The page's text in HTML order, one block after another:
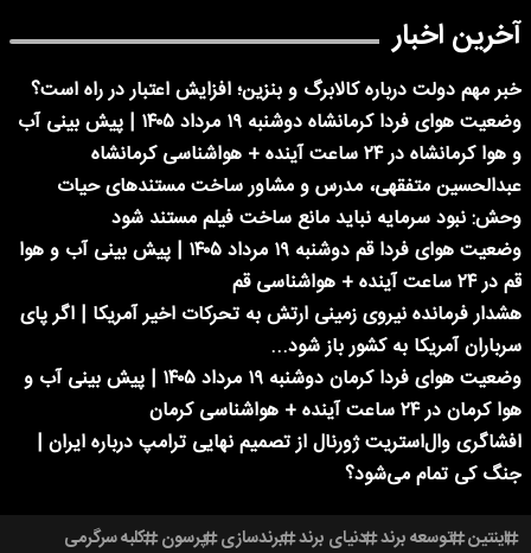
آخرین اخبار
خبر مهم دولت درباره کالابرگ و بنزین؛ افزایش اعتبار در راه است؟
وضعیت هوای فردا کرمانشاه دوشنبه ۱۹ مرداد ۱۴۰۵ | پیش بینی آب
و هوا کرمانشاه در ۲۴ ساعت آینده + هواشناسی کرمانشاه
عبدالحسین متفقهی، مدرس و مشاور ساخت مستندهای حیات
وحش: نبود سرمایه نباید مانع ساخت فیلم مستند شود
وضعیت هوای فردا قم دوشنبه ۱۹ مرداد ۱۴۰۵ | پیش بینی آب و هوا
قم در ۲۴ ساعت آینده + هواشناسی قم
هشدار فرمانده نیروی زمینی ارتش به تحرکات اخیر آمریکا | اگر پای
سرباران آمریکا به کشور باز شود...
وضعیت هوای فردا کرمان دوشنبه ۱۹ مرداد ۱۴۰۵ | پیش بینی آب و
هوا کرمان در ۲۴ ساعت آینده + هواشناسی کرمان
افشاگری وال‌استریت ژورنال از تصمیم نهایی ترامپ درباره ایران |
جنگ کی تمام می‌شود؟
اینتین توسعه برند دنیای برند برندسازی پرسون کلبه سرگرمی